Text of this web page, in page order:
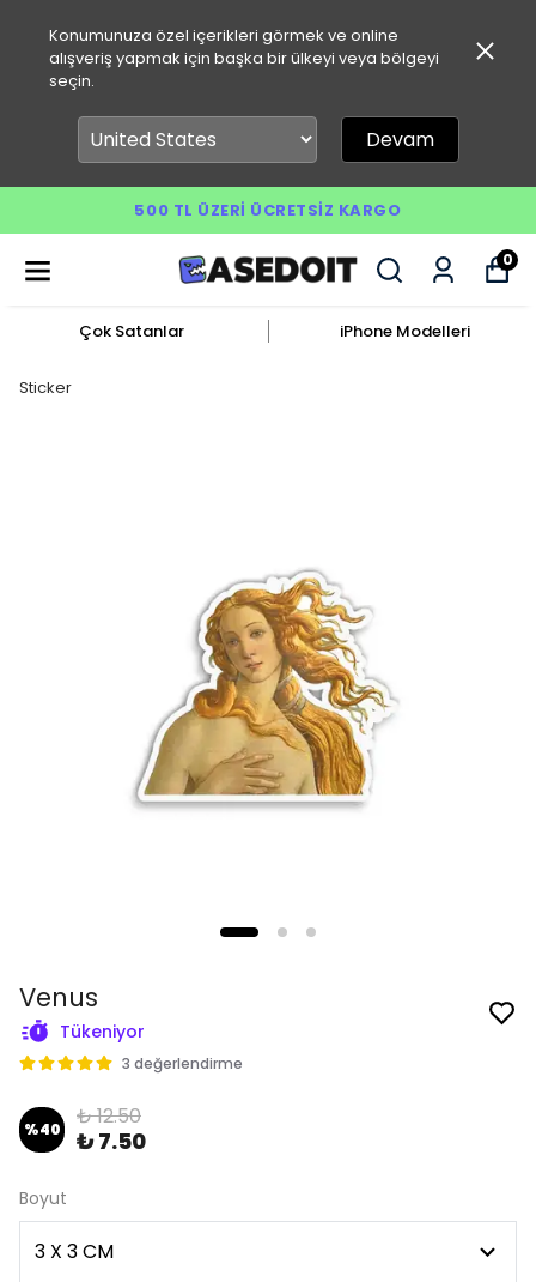
Konumunuza özel içerikleri görmek ve online
alışveriş yapmak için başka bir ülkeyi veya bölgeyi
seçin.
Devam
500 TL ÜZERI ÜCRETSIZ KARGO
0
Çok Satanlar iPhone Modelleri
Sticker
Venus
Tükeniyor
3 değerlendirme
%40 ₺ 12.50
₺ 7.50
Boyut